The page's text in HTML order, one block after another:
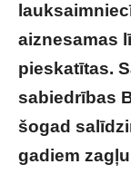
aiznesamas
pieskatītas.
sabiedrības
šogad
gadiem